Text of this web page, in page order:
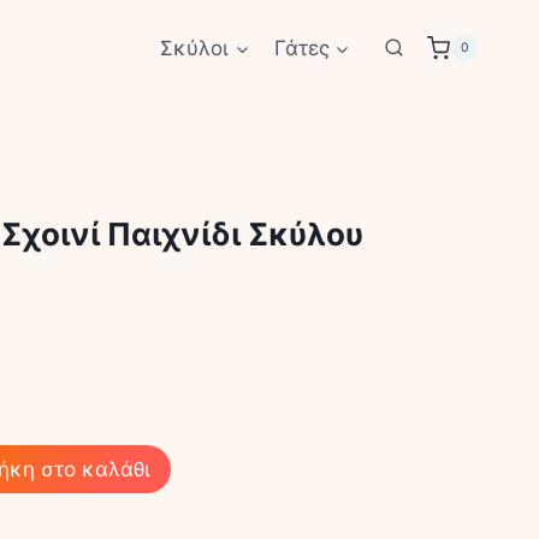
Σκύλοι Γάτες 0
Παιχνίδι Σκύλου
στο καλάθι